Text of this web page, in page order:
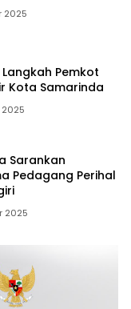
2025
Pemkot
Kota Samarinda
2025
Sarankan
Pedagang Perihal
2025